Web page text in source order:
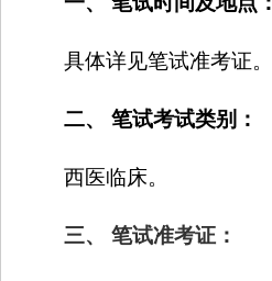
具体详见笔试准考证。
二、 笔试考试类别：
西医临床。
三、 笔试准考证：